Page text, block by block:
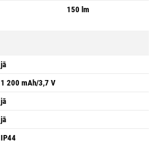
150 lm
jā
1 200 mAh/3,7 V
jā
jā
IP44